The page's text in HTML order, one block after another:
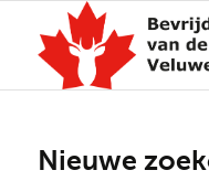
Nieuwe